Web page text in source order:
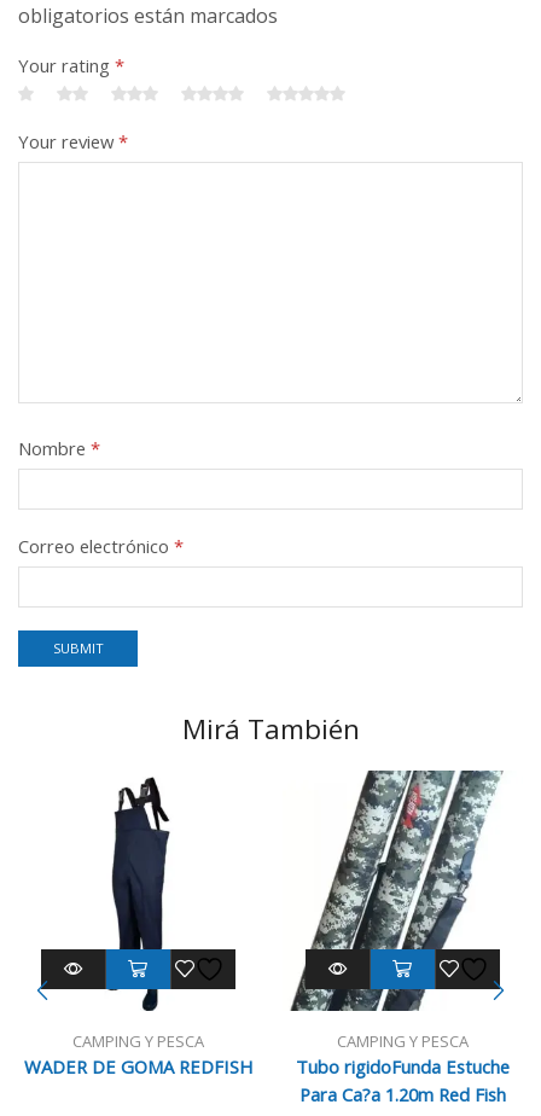
obligatorios están marcados
Your rating *
Your review*
Nombre *
Correo electrónico *
Mirá También
CAMPING Y PESCA
WADER DE GOMA REDFISH
CAMPING Y PESCA
Tubo rigidoFunda Estuche
Para Ca?a 1.20m Red Fish